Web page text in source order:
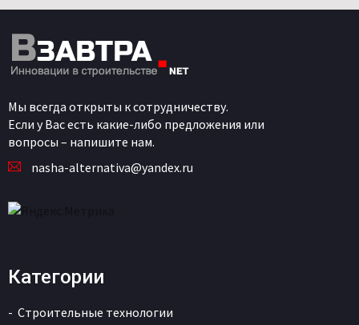
Мы всегда открыты к сотрудничеству.
Если у Вас есть какие-либо предложения или
вопросы – напишите нам.
nasha-alternativa@yandex.ru
Категории
Строительные технологии